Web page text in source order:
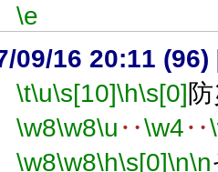
\e
09/16 20:11 (96)
\t\u\s[10]\h\s[0]
\w8\w8\u ‥\w4‥
\w8\w8\h\s[0]\n\n